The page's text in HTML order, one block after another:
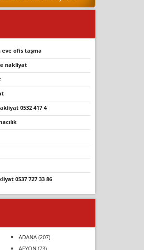
eve ofis taşma
nakliyat
0532 417 4
0537 727 33 86
ADANA(207)
AFYON(73)